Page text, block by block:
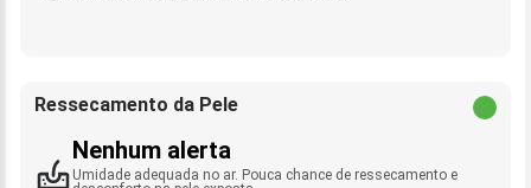
Ressecamento da Pele
Nenhum alerta
Umidade adequada no ar. Pouca chance de ressecamento e